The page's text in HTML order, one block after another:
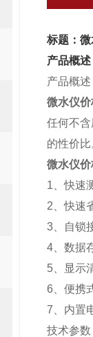
标题：
产品概述
产品概述
微水仪
任何不
的性价比
微水仪价
1、快速
2、快速
3、自锁
4、数据
5、显示
6、便携
7、内置
技术参数